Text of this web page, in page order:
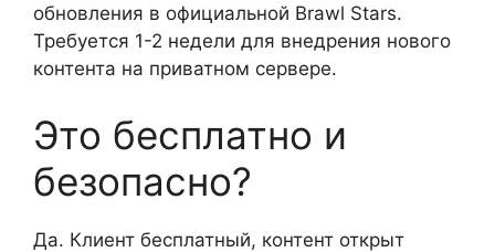
обновления в официальной Brawl Stars.
Требуется 1-2 недели для внедрения нового
контента на приватном сервере.
Это бесплатно и
безопасно?
Да. Клиент бесплатный, контент открыт